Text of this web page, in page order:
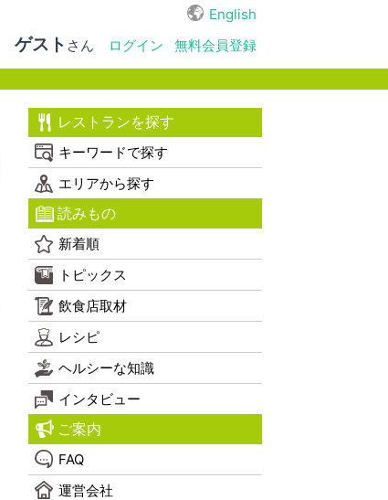
English
ゲスト さん ログイン
無料会員登録
レストランを探す
キーワードで探す
エリアから探す
読みもの
新着順
トピックス
飲食店取材
レシピ
ヘルシーな知識
インタビュー
ご案内
FAQ
運営会社